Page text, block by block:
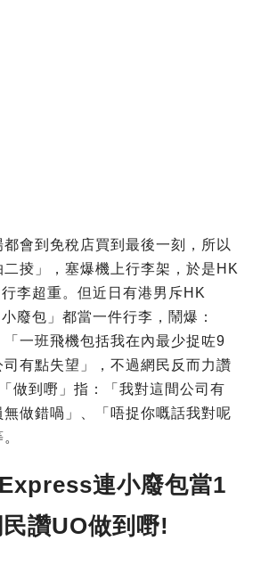
會到免稅店買到最後一刻，所以
掕」，塞爆機上行李架，於是HK
李超重。但近日有港男斥HK
廢包」都當一件行李，鬧爆：
「一班飛機包括我在內最少捉咗9
有點失望」，不過網民反而力讚
做到嘢」指：「我對這間公司有
做錯喎」、「唔捉你嘅話我對呢
連小廢包當1
讚UO做到嘢!